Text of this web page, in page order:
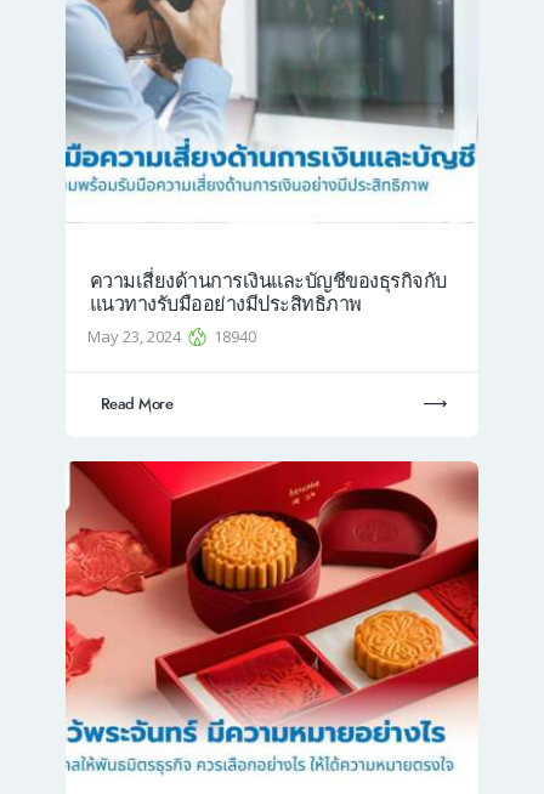
ความเสี่ยงด้านการเงินและบัญชีของธุรกิจกับ
แนวทางรับมืออย่างมีประสิทธิภาพ
May 23, 2024 18940
Read More